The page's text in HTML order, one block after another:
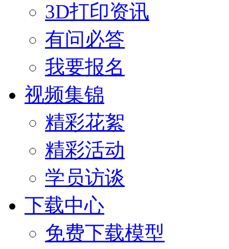
3D打印资讯
有问必答
我要报名
视频集锦
精彩花絮
精彩活动
学员访谈
下载中心
免费下载模型